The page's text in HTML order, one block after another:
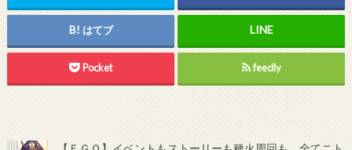
はてブ
Pocket feedly